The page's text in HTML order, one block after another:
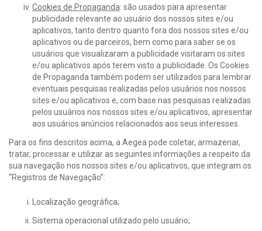
Cookies de Propaganda: são usados para apresentar
publicidade relevante ao usuário dos nossos sites e/ou
aplicativos, tanto dentro quanto fora dos nossos sites e/ou
aplicativos ou de parceiros, bem como para saber se os
usuários que visualizaram a publicidade visitaram os sites
e/ou aplicativos após terem visto a publicidade. Os Cookies
de Propaganda também podem ser utilizados para lembrar
eventuais pesquisas realizadas pelos usuários nos nossos
sites e/ou aplicativos e, com base nas pesquisas realizadas
pelos usuários nos nossos sites e/ou aplicativos, apresentar
aos usuários anúncios relacionados aos seus interesses.
Para os fins descritos acima, a Aegea pode coletar, armazenar,
tratar, processar e utilizar as seguintes informações a respeito da
sua navegação nos nossos sites e/ou aplicativos, que integram os
“Registros de Navegação”:
Localização geográfica;
Sistema operacional utilizado pelo usuário;